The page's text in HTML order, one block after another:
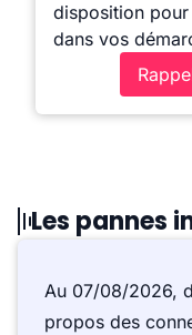
disposition
dans vos
Les pannes
Au 07/08/2026,
propos des